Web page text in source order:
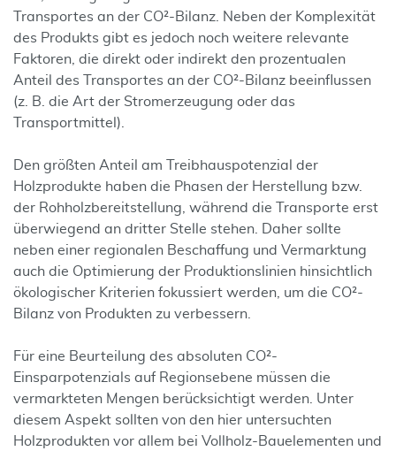
Transportes an der CO²-Bilanz. Neben der Komplexität
des Produkts gibt es jedoch noch weitere relevante
Faktoren, die direkt oder indirekt den prozentualen
Anteil des Transportes an der CO²-Bilanz beeinflussen
(z. B. die Art der Stromerzeugung oder das
Transportmittel).
Den größten Anteil am Treibhauspoten­zial der
Holzprodukte haben die Phasen der Herstellung bzw.
der Rohholzbereitstellung, während die Transporte erst
überwiegend an dritter Stelle stehen. Daher sollte
neben einer regionalen Beschaffung und Vermarktung
auch die Optimierung der Produktionslinien hinsichtlich
ökologischer Kriterien fokussiert werden, um die CO²-
Bilanz von Produkten zu verbessern.
Für eine Beurteilung des absoluten CO²-
Einsparpotenzials auf Regionsebene müssen die
vermarkteten Mengen berücksichtigt werden. Unter
diesem Aspekt sollten von den hier untersuchten
Holzprodukten vor allem bei Vollholz-Bauelementen und